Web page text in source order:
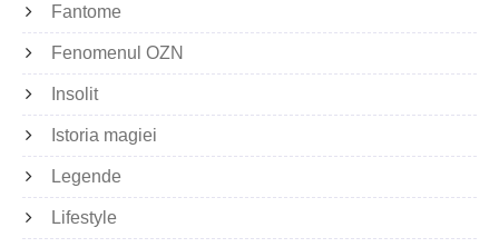
Fantome
Fenomenul OZN
Insolit
Istoria magiei
Legende
Lifestyle